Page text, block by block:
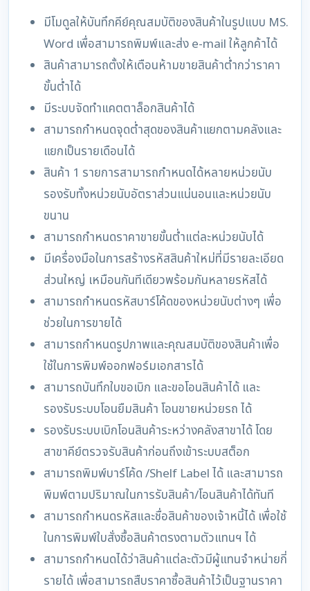
มีโมดูลให้บันทึกคีย์คุณสมบัติของสินค้าในรูปแบบ MS.
Word เพื่อสามารถพิมพ์และส่ง e-mail ให้ลูกค้าได้
สินค้าสามารถตั้งให้เตือนห้ามขายสินค้าต่ำกว่าราคา
ขั้นต่ำได้
มีระบบจัดทำแคตตาล็อกสินค้าได้
สามารถกำหนดจุดต่ำสุดของสินค้าแยกตามคลังและ
แยกเป็นรายเดือนได้
สินค้า 1 รายการสามารถกำหนดได้หลายหน่วยนับ
รองรับทั้งหน่วยนับอัตราส่วนแน่นอนและหน่วยนับ
ขนาน
สามารถกำหนดราคาขายขั้นต่ำแต่ละหน่วยนับได้
มีเครื่องมือในการสร้างรหัสสินค้าใหม่ที่มีรายละเอียด
ส่วนใหญ่ เหมือนกันทีเดียวพร้อมกันหลายรหัสได้
สามารถกำหนดรหัสบาร์โค้ดของหน่วยนับต่างๆ เพื่อ
ช่วยในการขายได้
สามารถกำหนดรูปภาพและคุณสมบัติของสินค้าเพื่อ
ใช้ในการพิมพ์ออกฟอร์มเอกสารได้
สามารถบันทึกใบขอเบิก และขอโอนสินค้าได้ และ
รองรับระบบโอนยืมสินค้า โอนขายหน่วยรถ ได้
รองรับระบบเบิกโอนสินค้าระหว่างคลังสาขาได้ โดย
สาขาคีย์ตรวจรับสินค้าก่อนถึงเข้าระบบสต็อก
สามารถพิมพ์บาร์โค้ด /Shelf Label ได้ และสามารถ
พิมพ์ตามปริมาณในการรับสินค้า/โอนสินค้าได้ทันที
สามารถกำหนดรหัสและชื่อสินค้าของเจ้าหนี้ได้ เพื่อใช้
ในการพิมพ์ใบสั่งซื้อสินค้าตรงตามตัวแทนฯ ได้
สามารถกำหนดได้ว่าสินค้าแต่ละตัวมีผู้แทนจำหน่ายกี่
รายได้ เพื่อสามารถสืบราคาซื้อสินค้าไว้เป็นฐานราคา